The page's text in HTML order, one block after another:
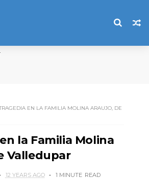
EN LA FAMILIA MOLINA ARAUJO, DE
la Familia Molina
Valledupar
12 YEARS AGO 1 MINUTE READ